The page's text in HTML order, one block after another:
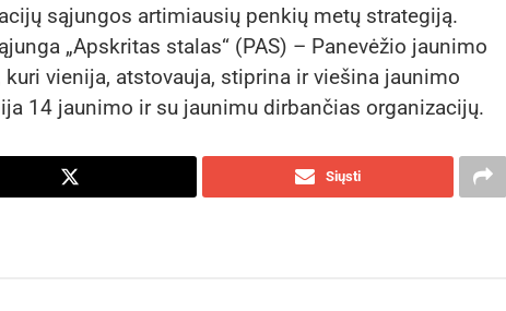
sąjungos artimiausių penkių metų strategiją.
„Apskritas stalas“ (PAS) – Panevėžio jaunimo
vienija, atstovauja, stiprina ir viešina jaunimo
14 jaunimo ir su jaunimu dirbančias organizacijų.
Siųsti